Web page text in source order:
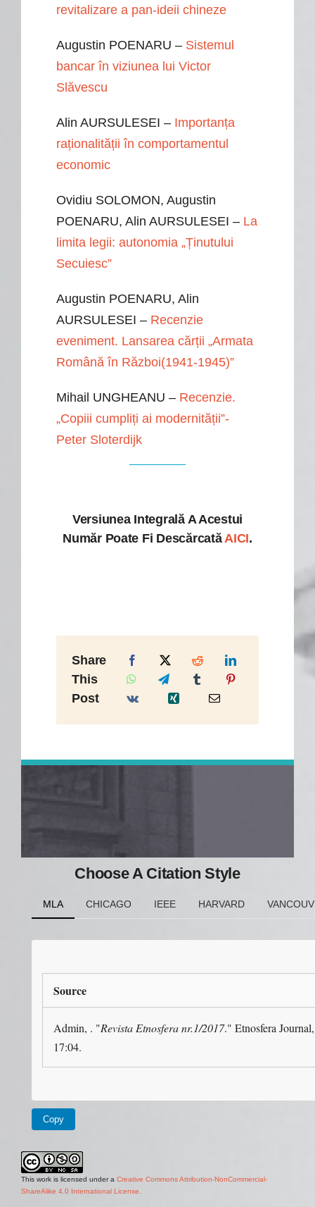
revitalizare a pan-ideii chineze
Augustin POENARU – Sistemul
bancar în viziunea lui Victor
Slăvescu
Alin AURSULESEI – Importanța
raționalității în comportamentul
economic
Ovidiu SOLOMON, Augustin
POENARU, Alin AURSULESEI – La
limita legii: autonomia „Ținutului
Secuiesc”
Augustin POENARU, Alin
AURSULESEI – Recenzie
eveniment. Lansarea cărții „Armata
Română în Război(1941-1945)”
Mihail UNGHEANU – Recenzie.
„Copiii cumpliți ai modernității”-
Peter Sloterdijk
Versiunea Integrală A Acestui
Număr Poate Fi Descărcată AICI.
Share
This
Post
Choose A Citation Style
MLA CHICAGO IEEE HARVARD
Source
Admin, . "Revista Etnosfera nr.1/2017." Etnosfera
17:04.
Copy
This work is licensed under a Creative Commons Attribution-NonCommercial-
ShareAlike 4.0 International License.